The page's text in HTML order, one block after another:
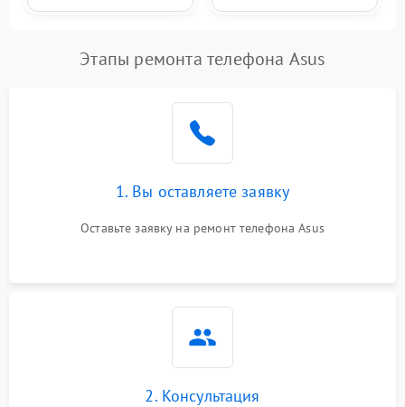
Этапы ремонта телефона Asus
1. Вы оставляете заявку
Оставьте заявку на ремонт телефона Asus
2. Консультация